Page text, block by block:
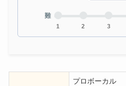
難
1 2 3
プロボーカル